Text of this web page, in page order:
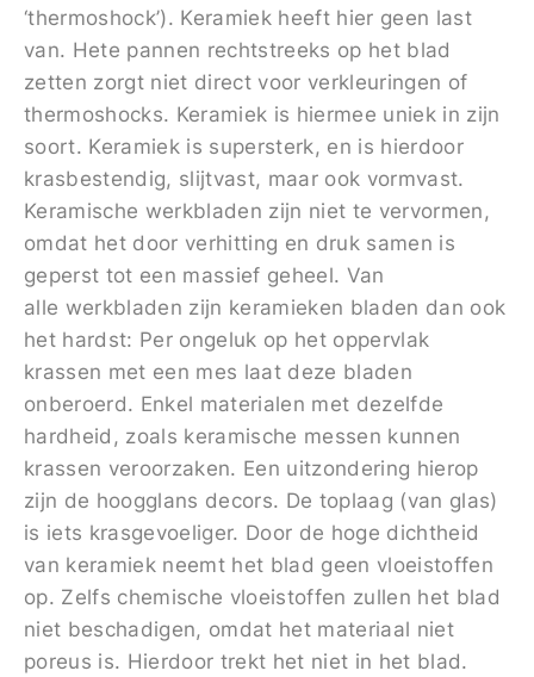
‘thermoshock’). Keramiek heeft hier geen last
van. Hete pannen rechtstreeks op het blad
zetten zorgt niet direct voor verkleuringen of
thermoshocks. Keramiek is hiermee uniek in zijn
soort. Keramiek is supersterk, en is hierdoor
krasbestendig, slijtvast, maar ook vormvast.
Keramische werkbladen zijn niet te vervormen,
omdat het door verhitting en druk samen is
geperst tot een massief geheel. Van
alle werkbladen zijn keramieken bladen dan ook
het hardst: Per ongeluk op het oppervlak
krassen met een mes laat deze bladen
onberoerd. Enkel materialen met dezelfde
hardheid, zoals keramische messen kunnen
krassen veroorzaken. Een uitzondering hierop
zijn de hoogglans decors. De toplaag (van glas)
is iets krasgevoeliger. Door de hoge dichtheid
van keramiek neemt het blad geen vloeistoffen
op. Zelfs chemische vloeistoffen zullen het blad
niet beschadigen, omdat het materiaal niet
poreus is. Hierdoor trekt het niet in het blad.